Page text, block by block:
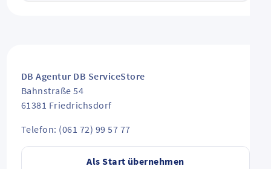
Als Start übernehmen
DB Agentur DB ServiceStore
Bahnstraße 54
61381 Friedrichsdorf
Telefon: (061 72) 99 57 77